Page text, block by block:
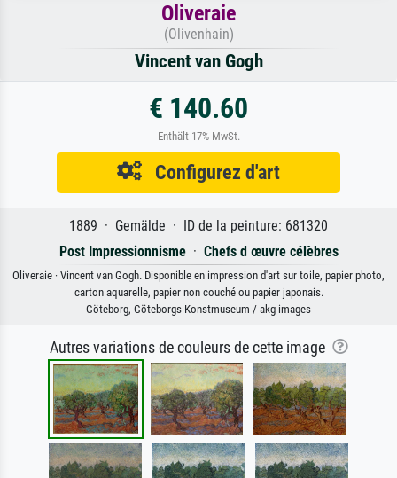
Oliveraie
(Olivenhain)
Vincent van Gogh
€ 140.60
Enthält 17% MwSt.
Configurez d'art
1889 · Gemälde · ID de la peinture: 681320
Post Impressionnisme· Chefs d œuvre célèbres
Oliveraie · Vincent van Gogh. Disponible en impression d'art sur toile, papier photo,
carton aquarelle, papier non couché ou papier japonais.
Göteborg, Göteborgs Konstmuseum / akg-images
Autres variations de couleurs de cette image